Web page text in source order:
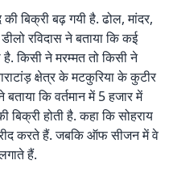
बिक्री बढ़ गयी है. ढोल, मांदर,
रविदास ने बताया कि कई
है. किसी ने मरम्मत तो किसी ने
क्षेत्र के मटकुरिया के कुटीर
कि वर्तमान में 5 हजार में
बिक्री होती है. कहा कि सोहराय
करते हैं. जबकि ऑफ सीजन में वे
हैं.